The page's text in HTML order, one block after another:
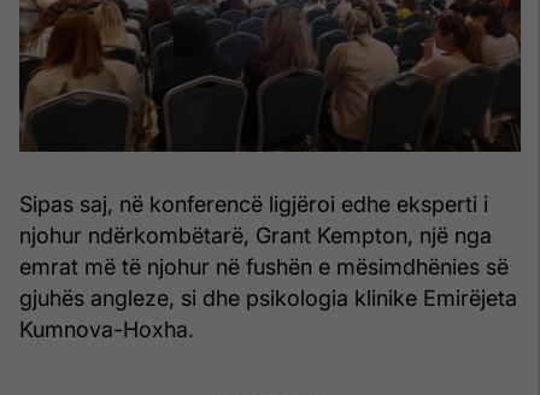
Sipas saj, në konferencë ligjëroi edhe eksperti i
njohur ndërkombëtarë, Grant Kempton, një nga
emrat më të njohur në fushën e mësimdhënies së
gjuhës angleze, si dhe psikologia klinike Emirëjeta
Kumnova-Hoxha.